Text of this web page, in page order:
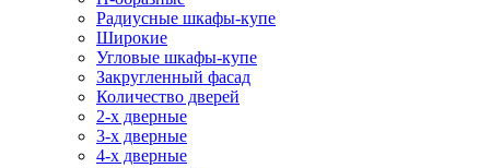
Радиусные шкафы-купе
Широкие
Угловые шкафы-купе
Закругленный фасад
Количество дверей
2-х дверные
3-х дверные
4-х дверные